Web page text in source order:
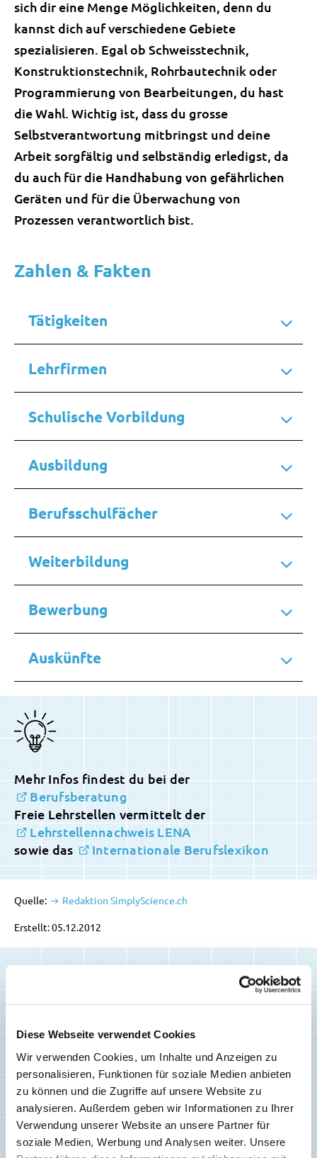
Diese Webseite verwendet Cookies
Wir verwenden Cookies, um Inhalte und Anzeigen zu
personalisieren, Funktionen für soziale Medien anbieten
zu können und die Zugriffe auf unsere Website zu
analysieren. Außerdem geben wir Informationen zu Ihrer
Verwendung unserer Website an unsere Partner für
soziale Medien, Werbung und Analysen weiter. Unsere
sich dir eine Menge Möglichkeiten, denn du
kannst dich auf verschiedene Gebiete
spezialisieren. Egal ob Schweisstechnik,
Konstruktionstechnik, Rohrbautechnik oder
Programmierung von Bearbeitungen, du hast
die Wahl. Wichtig ist, dass du grosse
Selbstverantwortung mitbringst und deine
Arbeit sorgfältig und selbständig erledigst, da
du auch für die Handhabung von gefährlichen
Geräten und für die Überwachung von
Prozessen verantwortlich bist.
Zahlen & Fakten
Tätigkeiten
Lehrfirmen
Schulische Vorbildung
Ausbildung
Berufsschulfächer
Weiterbildung
Bewerbung
Auskünfte
Mehr Infos findest du bei der
Berufsberatung
Freie Lehrstellen vermittelt der
Lehrstellennachweis LENA
sowie das
Internationale Berufslexikon
Quelle: Redaktion SimplyScience.ch
Erstellt: 05.12.2012
Ähnliche Artikel